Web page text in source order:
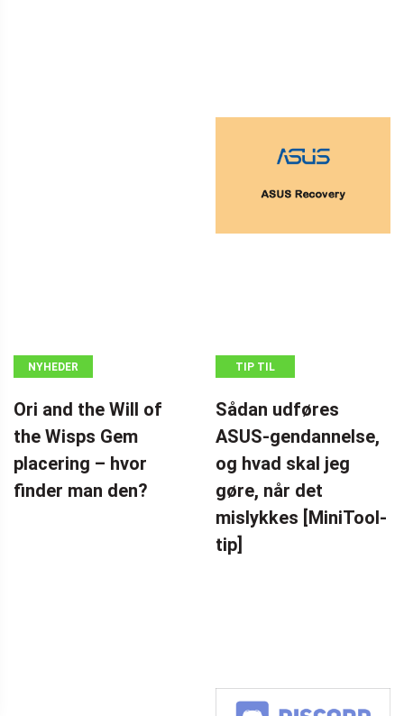
NYHEDER
Ori and the Will of
the Wisps Gem
placering – hvor
finder man den?
TIP TIL
Sådan udføres
ASUS-gendannelse,
og hvad skal jeg
gøre, når det
mislykkes [MiniTool-
tip]